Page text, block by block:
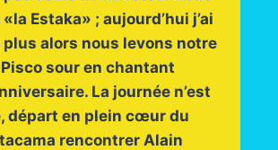
Estaka» ; aujourd’hui j’ai
plus alors nous levons notre
sour en chantant
La journée n’est
départ en plein cœur du
rencontrer Alain